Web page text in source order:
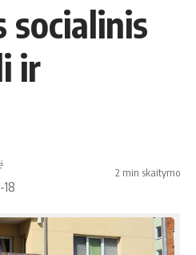
socialinis
ir
2 min skaitymo